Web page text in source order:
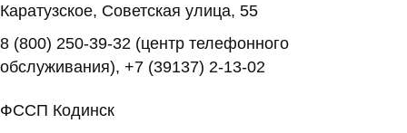
Каратузское, Советская улица, 55
8 (800) 250-39-32 (центр телефонного
обслуживания), +7 (39137) 2-13-02
ФССП Кодинск